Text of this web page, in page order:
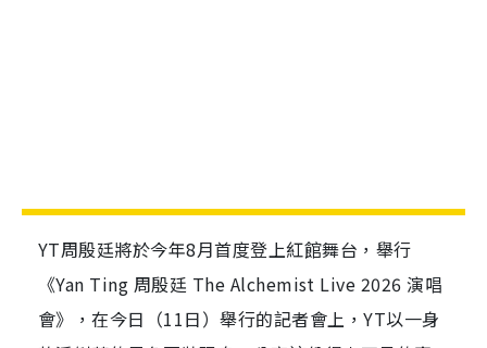
YT周殷廷將於今年8月首度登上紅館舞台，舉行
《Yan Ting 周殷廷 The Alchemist Live 2026 演唱
會》，在今日（11日）舉行的記者會上，YT以一身